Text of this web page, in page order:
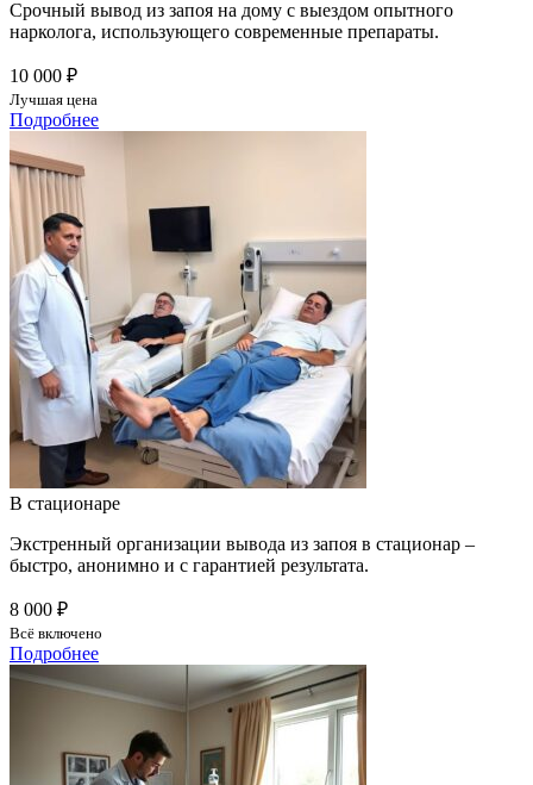
Срочный вывод из запоя на дому с выездом опытного
нарколога, использующего современные препараты.
10 000 ₽
Лучшая цена
Подробнее
В стационаре
Экстренный организации вывода из запоя в стационар –
быстро, анонимно и с гарантией результата.
8 000 ₽
Всё включено
Подробнее